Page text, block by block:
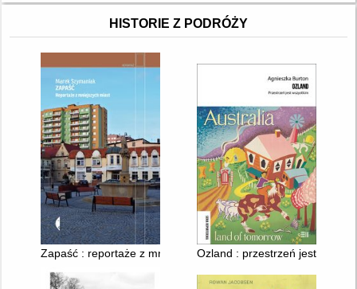
HISTORIE Z PODRÓŻY
Zapaść : reportaże z mniejszych miastOzland : przestrzeń jest